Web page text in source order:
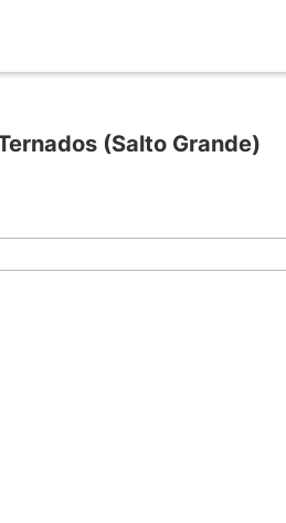
(Salto Grande)